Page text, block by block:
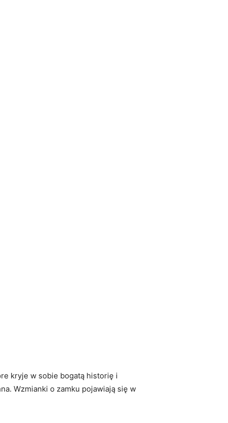
kryje w sobie bogatą historię i
Wzmianki o zamku pojawiają się w